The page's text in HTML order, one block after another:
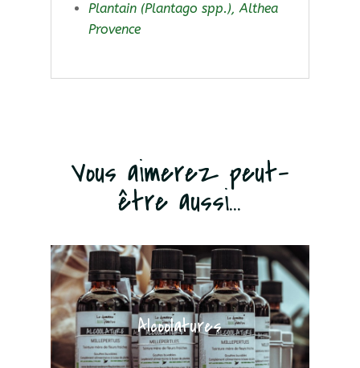
Plantain (Plantago spp.), Althea
Provence
Vous aimerez peut-
être aussi...
Alcoolatures